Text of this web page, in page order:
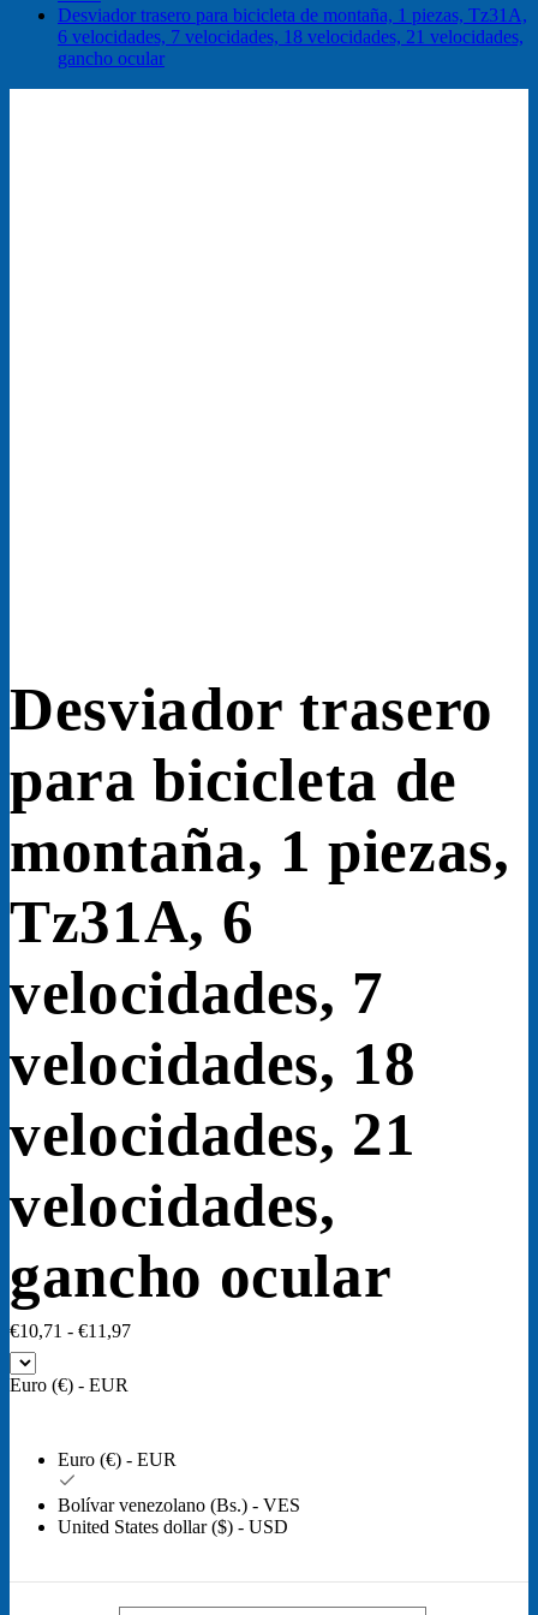
Desviador trasero para bicicleta de montaña, 1 piezas, Tz31A,
6 velocidades, 7 velocidades, 18 velocidades, 21 velocidades,
gancho ocular
Desviador trasero
para bicicleta de
montaña, 1 piezas,
Tz31A, 6
velocidades, 7
velocidades, 18
velocidades, 21
velocidades,
gancho ocular
€10,71 - €11,97Rango
€11,97
Euro (€) - EUR
Euro (€) - EUR
Bolívar venezolano (Bs.) - VES
United States dollar ($) - USD